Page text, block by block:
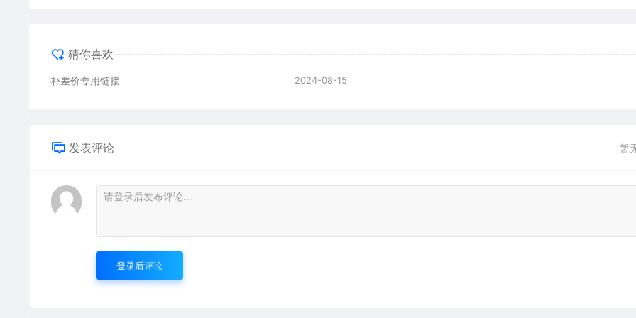
猜你喜欢
补差价专用链接 2024-08-15
发表评论 暂
登录后评论